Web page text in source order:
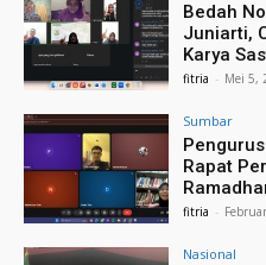
Bedah
Juniarti,
Karya
fitria - Mei 5,
Sumbar
Rapat
fitria -
Nasional